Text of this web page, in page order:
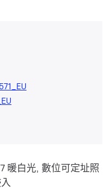
暖白光, 數位可定址照